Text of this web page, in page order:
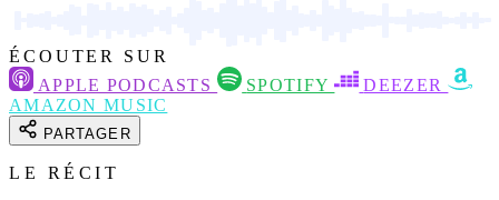
ÉCOUTER SUR
APPLE PODCASTS
SPOTIFY
DEEZER
AMAZON MUSIC
PARTAGER
LE RÉCIT